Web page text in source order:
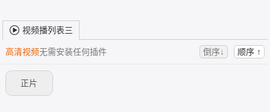
视频播列表三
高清视频无需安装任何插件 倒序↓ 顺序 ↑
正片